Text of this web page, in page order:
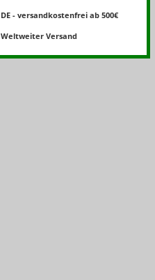
DE - versandkostenfrei ab 500€
Weltweiter Versand